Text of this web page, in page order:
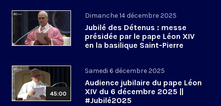
Dimanche 14 décembre 2025
Jubilé des Détenus : messe
présidée par le pape Léon XIV
en la basilique Saint-Pierre
45:00
Samedi 6 décembre 2025
Audience jubilaire du pape Léon
XIV du 6 décembre 2025 ||
#Jubilé2025